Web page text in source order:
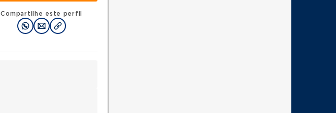
Compartilhe este perfil